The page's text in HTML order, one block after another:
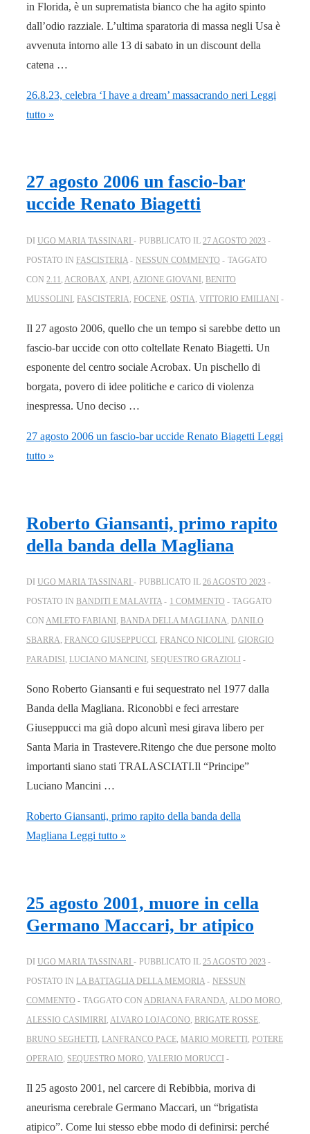
in Florida, è un suprematista bianco che ha agito spinto
dall’odio razziale. L’ultima sparatoria di massa negli Usa è
avvenuta intorno alle 13 di sabato in un discount della
catena …
26.8.23, celebra ‘I have a dream’ massacrando neri Leggi
tutto »
27 agosto 2006 un fascio-bar
uccide Renato Biagetti
DI UGO MARIA TASSINARI PUBBLICATO IL 27 AGOSTO 2023
POSTATO IN FASCISTERIA NESSUN COMMENTO
TAGGATO
CON 2.11, ACROBAX, ANPI , AZIONE GIOVANI , BENITO
MUSSOLINI , FASCISTERIA, FOCENE, OSTIA, VITTORIO EMILIANI
Il 27 agosto 2006, quello che un tempo si sarebbe detto un
fascio-bar uccide con otto coltellate Renato Biagetti. Un
esponente del centro sociale Acrobax. Un pischello di
borgata, povero di idee politiche e carico di violenza
inespressa. Uno deciso …
27 agosto 2006 un fascio-bar uccide Renato Biagetti Leggi
tutto »
Roberto Giansanti, primo rapito
della banda della Magliana
DI UGO MARIA TASSINARI PUBBLICATO IL 26 AGOSTO 2023
POSTATO IN BANDITI E MALAVITA 1 COMMENTO
TAGGATO
CON AMLETO FABIANI , BANDA DELLA MAGLIANA, DANILO
SBARRA, FRANCO GIUSEPPUCCI , FRANCO NICOLINI , GIORGIO
PARADISI , LUCIANO MANCINI , SEQUESTRO GRAZIOLI
Sono Roberto Giansanti e fui sequestrato nel 1977 dalla
Banda della Magliana. Riconobbi e feci arrestare
Giuseppucci ma già dopo alcunì mesi girava libero per
Santa Maria in Trastevere.Ritengo che due persone molto
importanti siano stati TRALASCIATI.Il “Principe”
Luciano Mancini …
Roberto Giansanti, primo rapito della banda della
Magliana Leggi tutto »
25 agosto 2001, muore in cella
Germano Maccari, br atipico
DI UGO MARIA TASSINARI PUBBLICATO IL 25 AGOSTO 2023
POSTATO IN LA BATTAGLIA DELLA MEMORIA
NESSUN
COMMENTO
TAGGATO CON ADRIANA FARANDA, ALDO MORO,
ALESSIO CASIMIRRI , ALVARO LOJACONO, BRIGATE ROSSE,
BRUNO SEGHETTI , LANFRANCO PACE, MARIO MORETTI , POTERE
OPERAIO, SEQUESTRO MORO, VALERIO MORUCCI
Il 25 agosto 2001, nel carcere di Rebibbia, moriva di
aneurisma cerebrale Germano Maccari, un “brigatista
atipico”. Come lui stesso ebbe modo di definirsi: perché